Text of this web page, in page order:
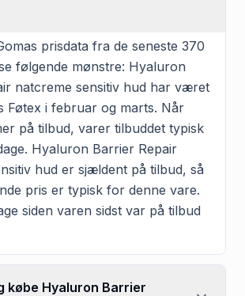
prisdata fra de seneste 370
følgende mønstre: Hyaluron
natcreme sensitiv hud har været
Føtex i februar og marts. Når
på tilbud, varer tilbuddet typisk
Hyaluron Barrier Repair
hud er sjældent på tilbud, så
pris er typisk for denne vare.
siden varen sidst var på tilbud
købe Hyaluron Barrier